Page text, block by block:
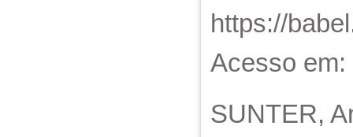
https://
Acesso
SUNTER,